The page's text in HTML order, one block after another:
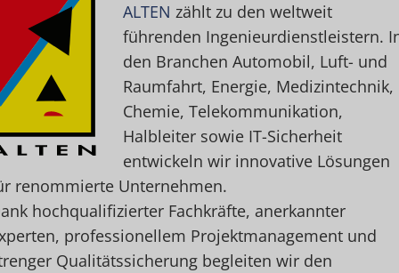
ALTEN zählt zu den weltweit
führenden Ingenieurdienstleistern.
den Branchen Automobil, Luft- und
Raumfahrt, Energie, Medizintechnik,
Chemie, Telekommunikation,
Halbleiter sowie IT-Sicherheit
entwickeln wir innovative Lösungen
renommierte Unternehmen.
hochqualifizierter Fachkräfte, anerkannter
professionellem Projektmanagement und
Qualitätssicherung begleiten wir den